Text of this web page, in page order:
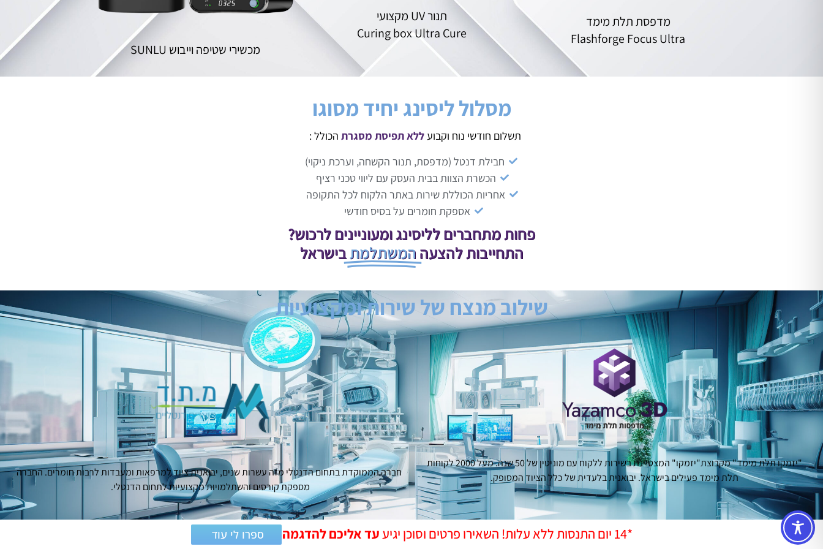
מדפסת תלת מימד
Flashforge Focus Ultra
תנור UV מקצועי
Curing box Ultra Cure
מכשירי שטיפה וייבוש SUNLU
מסלול ליסינג יחיד מסוגו
תשלום חודשי נוח וקבועללא תפיסת מסגרת הכולל :
חבילת דנטל (מדפסת, תנור הקשחה, וערכת ניקוי)
הכשרת הצוות בבית העסק עם ליווי טכני רציף
אחריות הכוללת שירות באתר הלקוח לכל התקופה
אספקת חומרים על בסיס חודשי
פחות מתחברים לליסינג ומעוניינים לרכוש?
התחייבות להצעה המשתלמתבישראל
שילוב מנצח של שירות ומקצועיות
"יזמקו תלת מימד" מקבוצת"יזמקו" המצטיינת בשירות ללקוח עם מוניטין של 50 שנה. מעל 2000 לקוחות
תלת מימד פעילים בישראל. יבואנית בלעדית של כלל הציוד המסופק.
חברה הממוקדת בתחום הדנטלי מזה עשרות שנים, יבואנית ציוד למרפאות ומעבדות לרבות חומרים. החברה
מספקת קורסים והשתלמויות מקצועיות לתחום הדנטלי.
*14 יום התנסות ללא עלות! השאירו פרטים וסוכן יגיע עד אליכם להדגמה ספרו לי עוד